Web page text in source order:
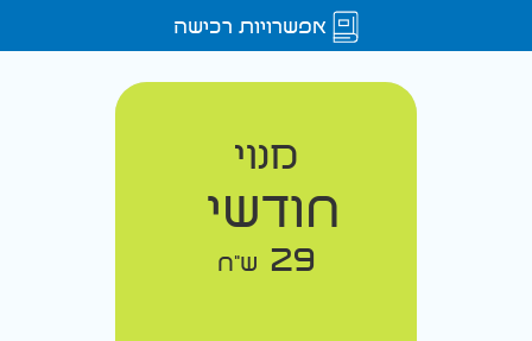
אפשרויות רכישה
מנוי
חודשי
29 ש"ח